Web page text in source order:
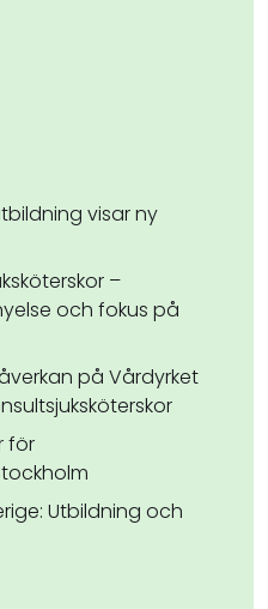
visar ny
–
och fokus på
på Vårdyrket
för
Utbildning och